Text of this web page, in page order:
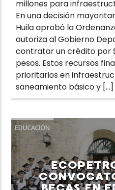
millones para
En una decisión
Huila aprobó la
autoriza al Gobierno
contratar un crédito por
pesos. Estos recursos
prioritarios en
saneamiento básico y […]
EDUCACIÓN